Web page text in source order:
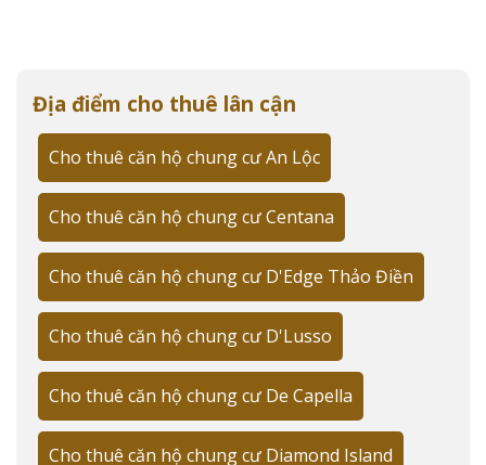
Địa điểm cho thuê lân cận
Cho thuê căn hộ chung cư An Lộc
Cho thuê căn hộ chung cư Centana
Cho thuê căn hộ chung cư D'Edge Thảo Điền
Cho thuê căn hộ chung cư D'Lusso
Cho thuê căn hộ chung cư De Capella
Cho thuê căn hộ chung cư Diamond Island